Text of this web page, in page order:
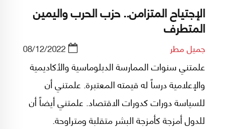
الإجتياح المتزامن.. حزب الحرب واليمين
المتطرف
جميل مطر 08/12/2022
علمتني سنوات الممارسة الدبلوماسية والأكاديمية
والإعلامية درساً له قيمته المعتبرة. علمتني أن
للسياسة دورات كدورات الاقتصاد. علمتني أيضاً أن
للدول أمزجة كأمزجة البشر متقلبة ومتراوحة.